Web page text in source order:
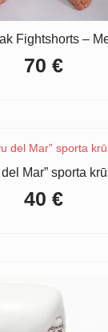
Fightshorts –
70 €
Mar” sporta
40 €